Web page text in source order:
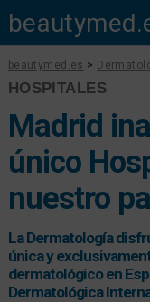
beautymed.es >
HOSPITALES
Madrid
único
nuestro
La Dermatología
única y
dermatológico en
Dermatológica